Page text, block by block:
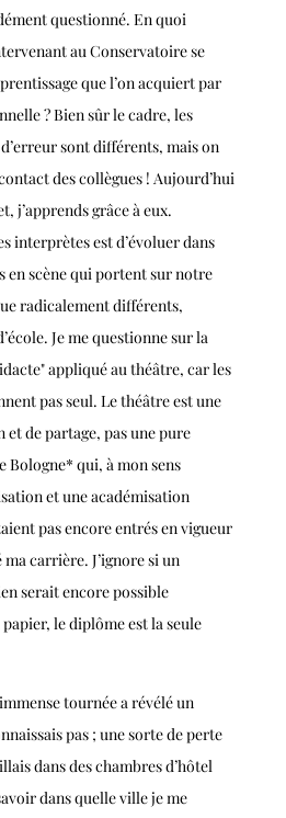
questionné. En quoi
au Conservatoire se
que l’on acquiert par
? Bien sûr le cadre, les
sont différents, mais on
des collègues ! Aujourd’hui
j’apprends grâce à eux.
interprètes est d’évoluer dans
en scène qui portent sur notre
radicalement différents,
Je me questionne sur la
appliqué au théâtre, car les
pas seul. Le théâtre est une
de partage, pas une pure
Bologne* qui, à mon sens
et une académisation
pas encore entrés en vigueur
carrière. J’ignore si un
serait encore possible
le diplôme est la seule
tournée a révélé un
pas ; une sorte de perte
dans des chambres d’hôtel
dans quelle ville je me